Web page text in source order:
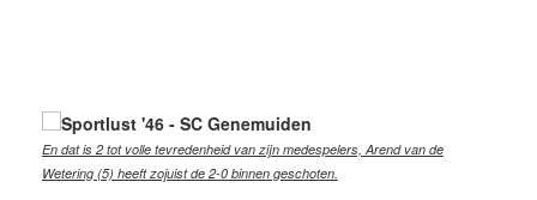
En dat is 2 tot volle tevredenheid van zijn medespelers, Arend van de
Wetering (5) heeft zojuist de 2-0 binnen geschoten.